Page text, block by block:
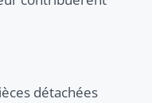
détachées